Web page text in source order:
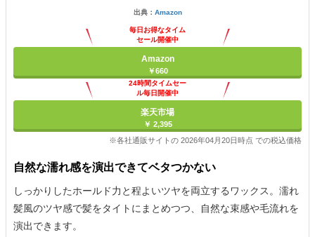
出典： Amazon
毎日お得なタイム
セール開催中
Amazon
￥660
24時間タイムセー
ル毎日開催中
楽天市場
￥ 2,395
※各社通販サイトの 2026年04月20日時点 での税込価格
自然な濡れ感を演出できてベタつかない
しっかりしたホールド力と程よいツヤを両立するワックス。濡れ
髪風のツヤ感で髪をタイトにまとめつつ、自然な束感や毛流れを
演出できます。